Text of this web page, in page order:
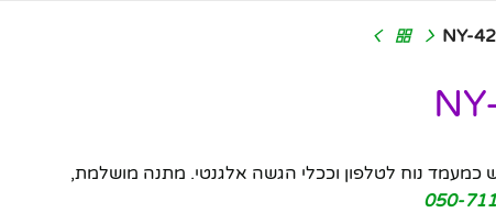
נוח לטלפון וככלי הגשה אלגנטי. מתנה מושלמת,